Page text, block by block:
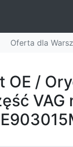
Oferta dla
OE /
VAG